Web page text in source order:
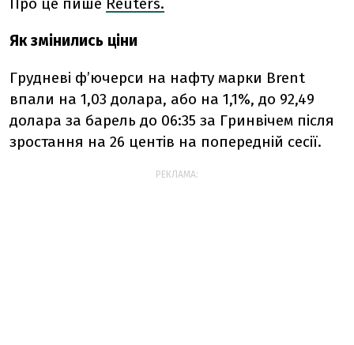
Як змінились ціни
Грудневі ф’ючерси на нафту марки Brent
впали на 1,03 долара, або на 1,1%, до 92,49
долара за барель до 06:35 за Гринвічем після
зростання на 26 центів на попередній сесії.
РЕКЛАМА: